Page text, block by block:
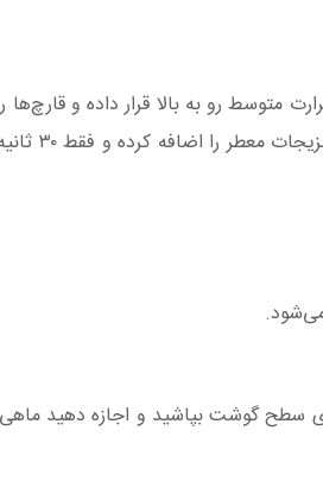
روغن روی حرارت متوسط رو به بالا قرار داده و
تا آب اضافی آن‌ها کاملاً